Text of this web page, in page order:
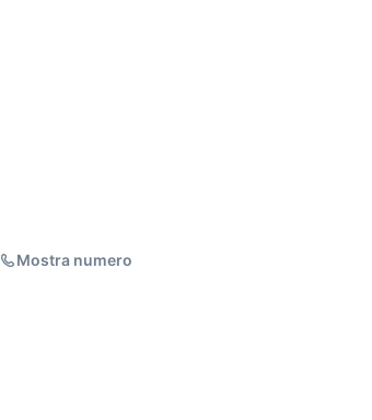
Mostra numero